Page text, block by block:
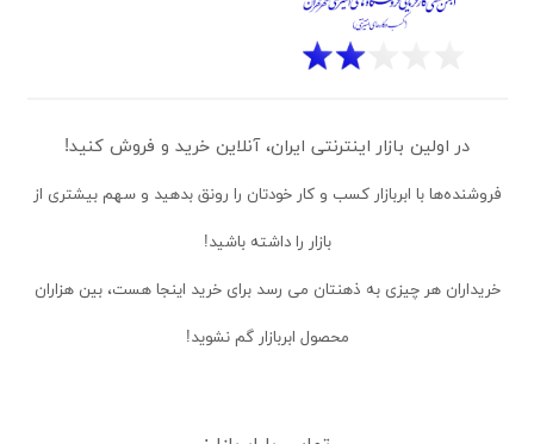
در اولین بازار اینترنتی ایران، آنلاین خرید و فروش کنید!
فروشنده‌ها با ابربازار کسب و کار خودتان را رونق بدهید و سهم بیشتری از
بازار را داشته باشید!
خریداران هر چیزی به ذهنتان می رسد برای خرید اینجا هست، بین هزاران
محصول ابربازار گم نشوید!